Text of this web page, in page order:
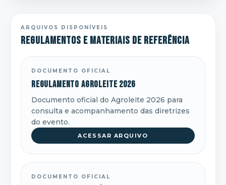
ARQUIVOS DISPONÍVEIS
Regulamentos e materiais de referência
DOCUMENTO OFICIAL
Regulamento Agroleite 2026
Documento oficial do Agroleite 2026 para
consulta e acompanhamento das diretrizes
do evento.
ACESSAR ARQUIVO
DOCUMENTO OFICIAL